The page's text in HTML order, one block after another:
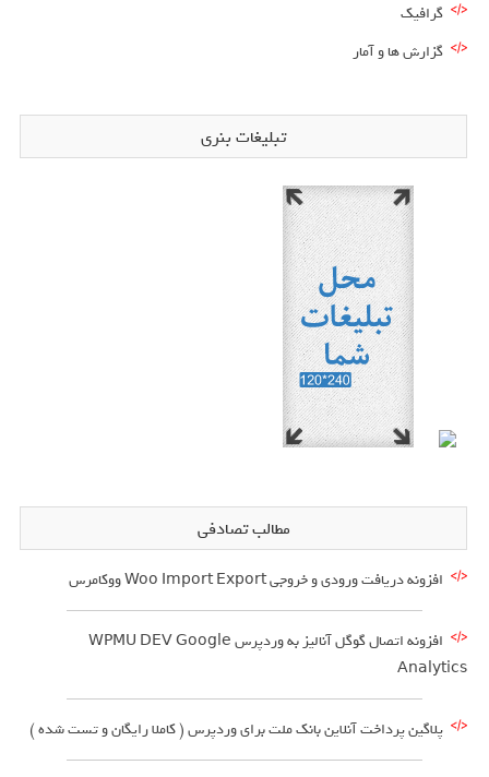
گرافیک
گزارش ها و آمار
تبلیغات بنری
مطالب تصادفی
افزونه دریافت ورودی و خروجی Woo Import Export ووکامرس
افزونه اتصال گوگل آنالیز به وردپرس WPMU DEV Google
Analytics
پلاگین پرداخت آنلاین بانک ملت برای وردپرس ( کاملا رایگان و تست شده )